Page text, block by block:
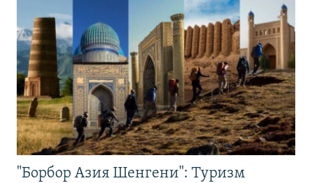
"Борбор Азия Шенгени": Туризм